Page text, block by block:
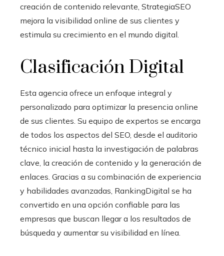
creación de contenido relevante, StrategiaSEO
mejora la visibilidad online de sus clientes y
estimula su crecimiento en el mundo digital.
Clasificación Digital
Esta agencia ofrece un enfoque integral y
personalizado para optimizar la presencia online
de sus clientes. Su equipo de expertos se encarga
de todos los aspectos del SEO, desde el auditorio
técnico inicial hasta la investigación de palabras
clave, la creación de contenido y la generación de
enlaces. Gracias a su combinación de experiencia
y habilidades avanzadas, RankingDigital se ha
convertido en una opción confiable para las
empresas que buscan llegar a los resultados de
búsqueda y aumentar su visibilidad en línea.